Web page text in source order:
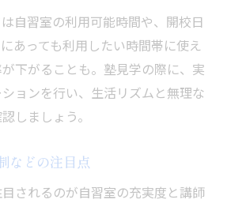
自習室の利用可能時間や、開校日
あっても利用したい時間帯に使え
下がることも。塾見学の際に、実
ョンを行い、生活リズムと無理な
しましょう。
などの注目点
されるのが自習室の充実度と講師